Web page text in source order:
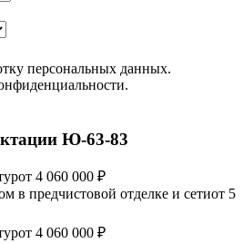
персональных данных.
Ю-63-83
от 4 060 000 ₽
в предчистовой отделке и сетиот 5
от 4 060 000 ₽